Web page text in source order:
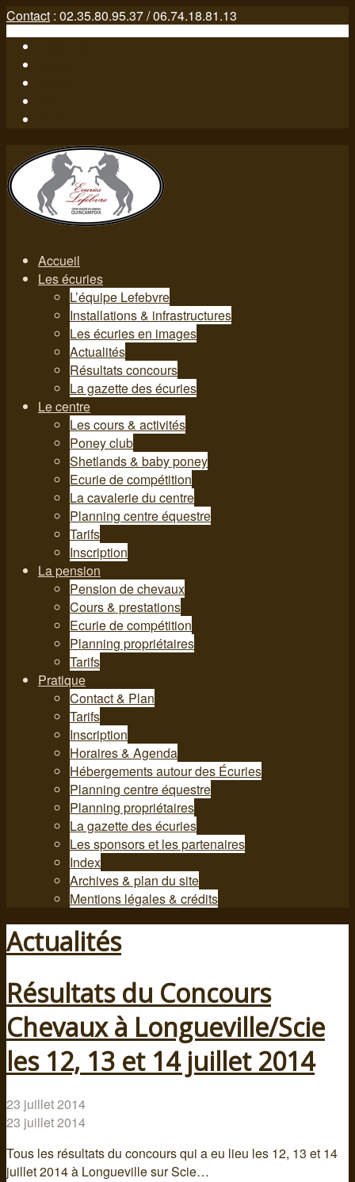
Contact : 02.35.80.95.37 / 06.74.18.81.13
Accueil
Les écuries
L’équipe Lefebvre
Installations & infrastructures
Les écuries en images
Actualités
Résultats concours
La gazette des écuries
Le centre
Les cours & activités
Poney club
Shetlands & baby poney
Ecurie de compétition
La cavalerie du centre
Planning centre équestre
Tarifs
Inscription
La pension
Pension de chevaux
Cours & prestations
Ecurie de compétition
Planning propriétaires
Tarifs
Pratique
Contact & Plan
Tarifs
Inscription
Horaires & Agenda
Hébergements autour des Écuries
Planning centre équestre
Planning propriétaires
La gazette des écuries
Les sponsors et les partenaires
Index
Archives & plan du site
Mentions légales & crédits
Actualités
Résultats du Concours
Chevaux à Longueville/Scie
les 12, 13 et 14 juillet 2014
23 juillet 2014
23 juillet 2014
Tous les résultats du concours qui a eu lieu les 12, 13 et 14
juillet 2014 à Longueville sur Scie…